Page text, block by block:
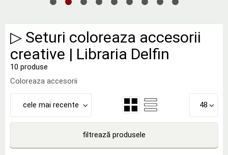
▷ Seturi coloreaza accesorii
creative | Libraria Delfin
10 produse
Coloreaza accesorii
cele mai recente 48
filtrează produsele